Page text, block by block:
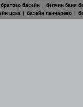
басейн | белчин баня
цска | басейн панчарево |